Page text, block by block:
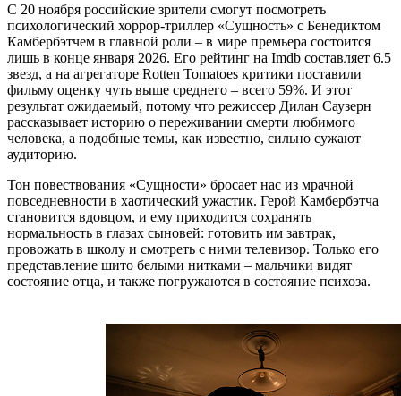
С 20 ноября российские зрители смогут посмотреть
психологический хоррор-триллер «Сущность» с Бенедиктом
Камбербэтчем в главной роли – в мире премьера состоится
лишь в конце января 2026. Его рейтинг на Imdb составляет 6.5
звезд, а на агрегаторе Rotten Tomatoes критики поставили
фильму оценку чуть выше среднего – всего 59%. И этот
результат ожидаемый, потому что режиссер Дилан Саузерн
рассказывает историю о переживании смерти любимого
человека, а подобные темы, как известно, сильно сужают
аудиторию.
Тон повествования «Сущности» бросает нас из мрачной
повседневности в хаотический ужастик. Герой Камбербэтча
становится вдовцом, и ему приходится сохранять
нормальность в глазах сыновей: готовить им завтрак,
провожать в школу и смотреть с ними телевизор. Только его
представление шито белыми нитками – мальчики видят
состояние отца, и также погружаются в состояние психоза.